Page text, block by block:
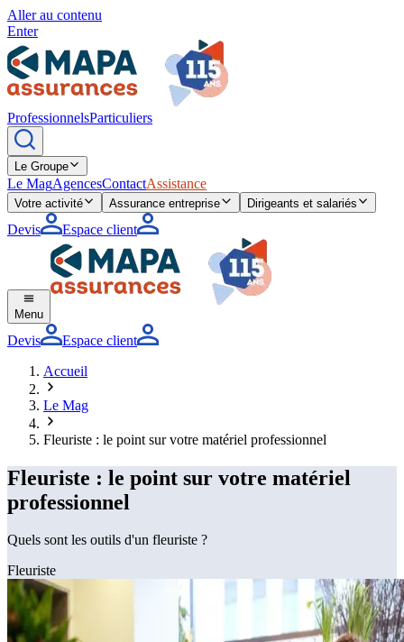
Aller au contenu
Enter
ProfessionnelsParticuliers
Le Groupe
Le MagAgencesContactAssistance
Votre activité Assurance entreprise Dirigeants et salariés
Devis Espace client
Menu
Devis
Espace client
Accueil
Le Mag
Fleuriste : le point sur votre matériel professionnel
Fleuriste : le point sur votre matériel
professionnel
Quels sont les outils d'un fleuriste ?
Fleuriste